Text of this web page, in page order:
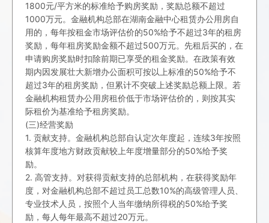
1800元/平方米的标准给予购房奖励，奖励总额不超过
1000万元。金融机构总部在湖南金融中心租赁办公用房自
用的，每年按租金市场评估价的50%给予不超过3年的租房
奖励，每年租房奖励金额不超过500万元。先租后买的，在
申请购房奖励时扣除前期已享受的租金奖励。在政策有效
期内因发展壮大新增办公面积可按以上标准的50%给予不
超过3年的租房奖励，但累计不突破上述奖励总额上限。若
金融机构租赁办公用房租价低于市场评估价的，则按其实
际租价为基准给予租房奖励。
(三)经营奖励
1. 贡献支持。金融机构总部自认定次年度起，连续3年按照
核算年度地方财政贡献较上年度增量部分的50%给予奖
励。
2. 高管支持。对获得贡献支持的总部机构，在获得奖励年
度，对金融机构总部不超过员工总数10%的高级管理人员、
专业技术人员，按照个人当年缴纳所得税的50%给予奖
励，每人每年最高不超过20万元。